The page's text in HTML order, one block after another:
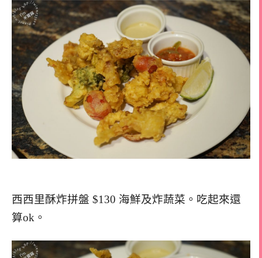
西西里酥炸拼盤 $130 海鮮及炸蔬菜。吃起來還
算ok。